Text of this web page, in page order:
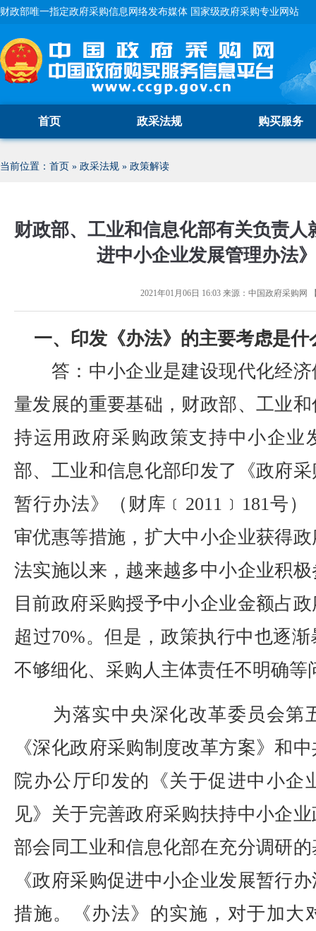
财政部唯一指定政府采购信息网络发布媒体 国家级政府采购专业网站
首页 政采法规 购买服务
当前位置： 首页 » 政采法规 » 政策解读
财政部、工业和信息化部有关负责人
进中小企业发展管理办法
2021年01月06日 16:03来源： 中国政府采购网
一、印发《办法》的主要考虑是什
答：中小企业是建设现代化经济
量发展的重要基础，财政部、工业
持运用政府采购政策支持中小企业
部、工业和信息化部印发了《政府
暂行办法》（财库﹝2011﹞181号
审优惠等措施，扩大中小企业获得
法实施以来，越来越多中小企业积
目前政府采购授予中小企业金额占
超过70%。但是，政策执行中也逐
不够细化、采购人主体责任不明确等
为落实中央深化改革委员会第
《深化政府采购制度改革方案》和
院办公厅印发的《关于促进中小企
见》关于完善政府采购扶持中小企
部会同工业和信息化部在充分调研
《政府采购促进中小企业发展暂行
措施。《办法》的实施，对于加大